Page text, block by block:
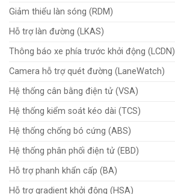
Giảm thiểu làn sóng (RDM)
Hỗ trợ làn đường (LKAS)
Thông báo xe phía trước khởi động (LCDN)
Camera hỗ trợ quét đường (LaneWatch)
Hệ thống cân bằng điện tử (VSA)
Hệ thống kiểm soát kéo dài (TCS)
Hệ thống chống bó cứng (ABS)
Hệ thống phân phối điện tử (EBD)
Hỗ trợ phanh khẩn cấp (BA)
Hỗ trợ gradient khởi động (HSA)